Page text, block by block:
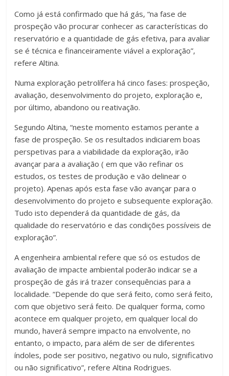
Como já está confirmado que há gás, “na fase de
prospeção vão procurar conhecer as características do
reservatório e a quantidade de gás efetiva, para avaliar
se é técnica e financeiramente viável a exploração”,
refere Altina.
Numa exploração petrolífera há cinco fases: prospeção,
avaliação, desenvolvimento do projeto, exploração e,
por último, abandono ou reativação.
Segundo Altina, “neste momento estamos perante a
fase de prospeção. Se os resultados indiciarem boas
perspetivas para a viabilidade da exploração, irão
avançar para a avaliação ( em que vão refinar os
estudos, os testes de produção e vão delinear o
projeto). Apenas após esta fase vão avançar para o
desenvolvimento do projeto e subsequente exploração.
Tudo isto dependerá da quantidade de gás, da
qualidade do reservatório e das condições possíveis de
exploração”.
A engenheira ambiental refere que só os estudos de
avaliação de impacte ambiental poderão indicar se a
prospeção de gás irá trazer consequências para a
localidade. “Depende do que será feito, como será feito,
com que objetivo será feito. De qualquer forma, como
acontece em qualquer projeto, em qualquer local do
mundo, haverá sempre impacto na envolvente, no
entanto, o impacto, para além de ser de diferentes
índoles, pode ser positivo, negativo ou nulo, significativo
ou não significativo”, refere Altina Rodrigues.